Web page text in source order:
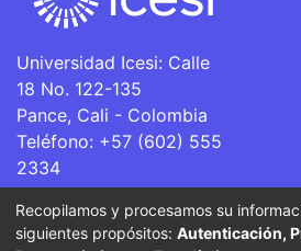
Universidad Icesi: Calle
18 No. 122-135
Pance, Cali - Colombia
Teléfono: +57 (602) 555
2334
ventanillaunica@icesi.edu.co
La Universidad Icesi es una
Recopilamos y procesamos su
siguientes propósitos: Autenticación,